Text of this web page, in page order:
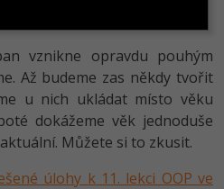
vznikne opravdu pouhým
Až budeme zas někdy tvořit
u nich ukládat místo věku
dokážeme věk jednoduše
Můžete si to zkusit.
úlohy k 11. lekci OOP ve